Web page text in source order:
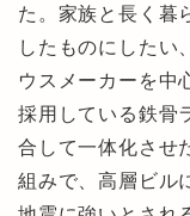
た。家族と長く暮
したものにしたい
ウスメーカーを中
採用している鉄骨
合して一体化させ
組みで、高層ビル